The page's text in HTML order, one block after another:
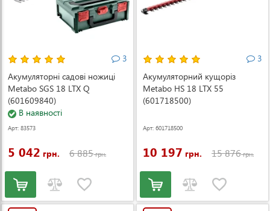
3
Акумуляторні садові ножиці
Metabo SGS 18 LTX Q
(601609840)
В наявності
Арт: 83573
5 042 грн. 6 885грн.
3
Акумуляторний кущоріз
Metabo HS 18 LTX 55
(601718500)
Арт: 601718500
10 197 грн. 15 876грн.